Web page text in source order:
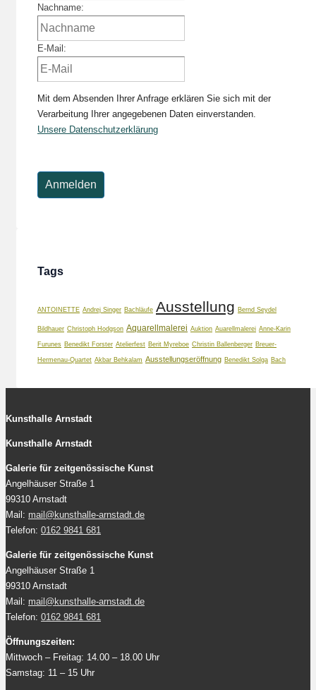
Nachname:
E-Mail:
Mit dem Absenden Ihrer Anfrage erklären Sie sich mit der
Verarbeitung Ihrer angegebenen Daten einverstanden.
Unsere Datenschutzerklärung
Tags
ANTOINETTE Andrej Singer Bachläufe Ausstellung Bernd Seydel
Bildhauer Christoph Hodgson Aquarellmalerei Auktion Auarellmalerei Anne-Karin
Furunes Benedikt Forster Atelierfest Berit Myreboe Christin Ballenberger Breuer-
Hermenau-Quartet Akbar Behkalam Ausstellungseröffnung Benedikt Solga Bach
Kunsthalle Arnstadt
Kunsthalle Arnstadt
Galerie für zeitgenössische Kunst
Angelhäuser Straße 1
99310 Arnstadt
Mail: mail@kunsthalle-arnstadt.de
Telefon: 0162 9841 681
Galerie für zeitgenössische Kunst
Angelhäuser Straße 1
99310 Arnstadt
Mail: mail@kunsthalle-arnstadt.de
Telefon: 0162 9841 681
Öffnungszeiten:
Mittwoch – Freitag: 14.00 – 18.00 Uhr
Samstag: 11 – 15 Uhr